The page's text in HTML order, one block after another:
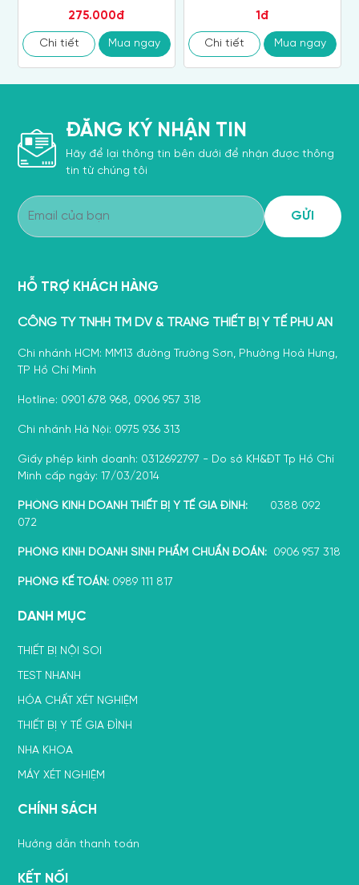
275.000đ
Chi tiết Mua ngay
1đ
Chi tiết Mua ngay
ĐĂNG KÝ NHẬN TIN
Hãy để lại thông tin bên dưới để nhận được thông
tin từ chúng tôi
HỖ TRỢ KHÁCH HÀNG
CÔNG TY TNHH TM DV & TRANG THIẾT BỊ Y TẾ PHÚ AN
Chi nhánh HCM: MM13 đường Trường Sơn, Phường Hoà Hưng,
TP Hồ Chí Minh
Hotline: 0901 678 968, 0906 957 318
Chi nhánh Hà Nội: 0975 936 313
Giấy phép kinh doanh: 0312692797 - Do sở KH&ĐT Tp Hồ Chí
Minh cấp ngày: 17/03/2014
PHÒNG KINH DOANH THIẾT BỊ Y TẾ GIA ĐÌNH: 0388 092
072
PHÒNG KINH DOANH SINH PHẨM CHUẨN ĐOÁN: 0906 957 318
PHÒNG KẾ TOÁN: 0989 111 817
DANH MỤC
THIẾT BỊ NỘI SOI
TEST NHANH
HÓA CHẤT XÉT NGHIỆM
THIẾT BỊ Y TẾ GIA ĐÌNH
NHA KHOA
MÁY XÉT NGHIỆM
CHÍNH SÁCH
Hướng dẫn thanh toán
KẾT NỐI